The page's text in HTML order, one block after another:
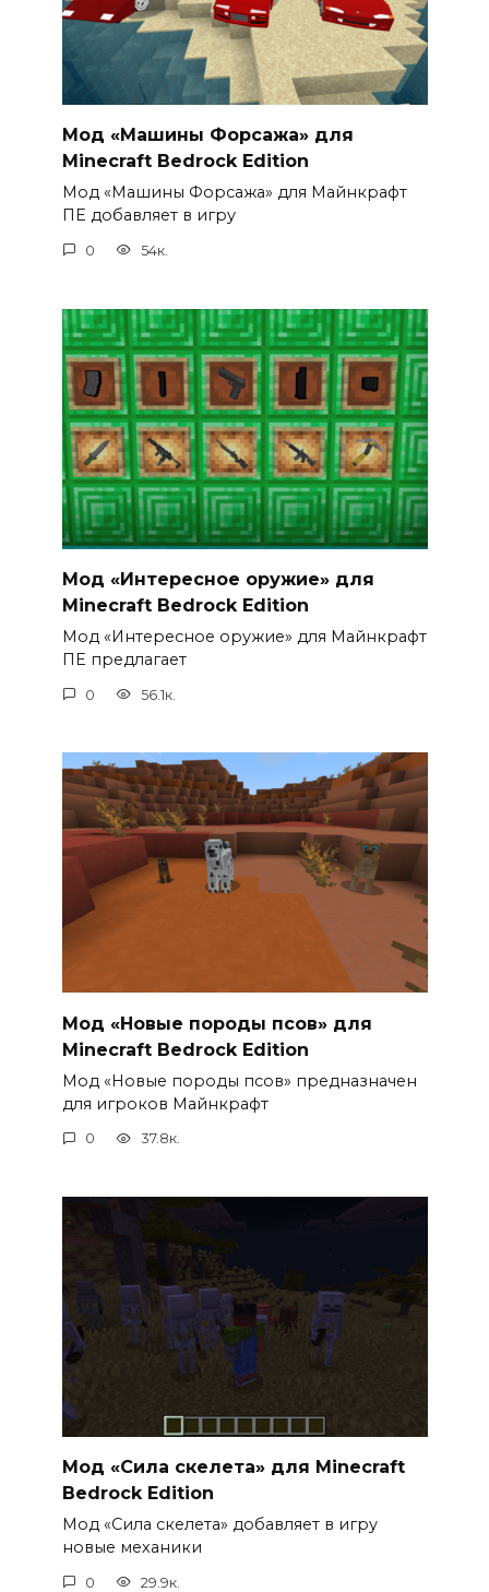
Мод «Машины Форсажа» для
Minecraft Bedrock Edition
Мод «Машины Форсажа» для Майнкрафт
ПЕ добавляет в игру
0 54к.
Мод «Интересное оружие» для
Minecraft Bedrock Edition
Мод «Интересное оружие» для Майнкрафт
ПЕ предлагает
0 56.1к.
Мод «Новые породы псов» для
Minecraft Bedrock Edition
Мод «Новые породы псов» предназначен
для игроков Майнкрафт
0 37.8к.
Мод «Сила скелета» для Minecraft
Bedrock Edition
Мод «Сила скелета» добавляет в игру
новые механики
0 29.9к.